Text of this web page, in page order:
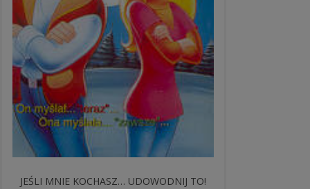
JEŚLI MNIE KOCHASZ… UDOWODNIJ TO!